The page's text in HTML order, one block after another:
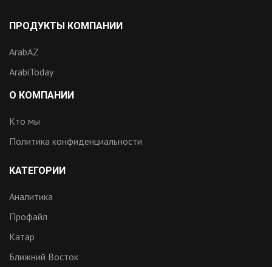
ПРОДУКТЫ КОМПАНИИ
ArabAZ
ArabiToday
О КОМПАНИИ
Кто мы
Политика конфиденциальности
КАТЕГОРИИ
Аналитика
Профайл
Катар
Ближний Восток